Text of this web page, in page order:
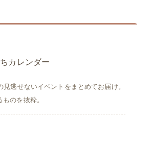
カレンダー
見逃せないイベントをまとめてお届け。
のを抜粋。